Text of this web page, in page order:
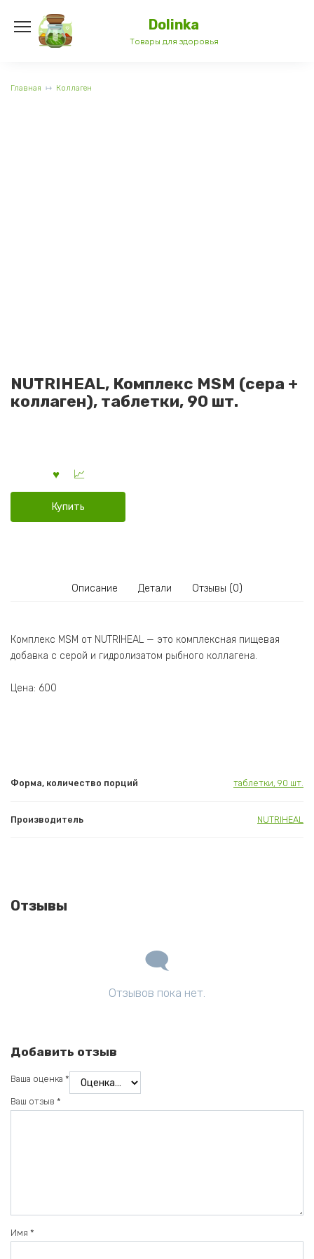
содержанию
Dolinka
Товары для здоровья
Главная Коллаген
NUTRIHEAL, Комплекс MSM (сера +
коллаген), таблетки, 90 шт.
Купить
Описание Детали Отзывы (0)
Комплекс MSM от NUTRIHEAL — это комплексная пищевая
добавка с серой и гидролизатом рыбного коллагена.
Цена: 600
Форма, количество порций таблетки, 90 шт.
Производитель NUTRIHEAL
Отзывы
Отзывов пока нет.
Добавить отзыв
Ваша оценка *
Ваш отзыв *
Имя *